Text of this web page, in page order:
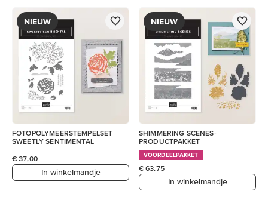
NIEUW
FOTOPOLYMEERSTEMPELSET
SWEETLY SENTIMENTAL
€ 37,00
In winkelmandje
NIEUW
SHIMMERING SCENES-
PRODUCTPAKKET
VOORDEELPAKKET
€ 63,75
In winkelmandje